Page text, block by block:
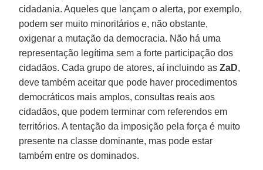
cidadania. Aqueles que lançam o alerta, por exemplo,
podem ser muito minoritários e, não obstante,
oxigenar a mutação da democracia. Não há uma
representação legítima sem a forte participação dos
cidadãos. Cada grupo de atores, aí incluindo asZaD,
deve também aceitar que pode haver procedimentos
democráticos mais amplos, consultas reais aos
cidadãos, que podem terminar com referendos em
territórios. A tentação da imposição pela força é muito
presente na classe dominante, mas pode estar
também entre os dominados.